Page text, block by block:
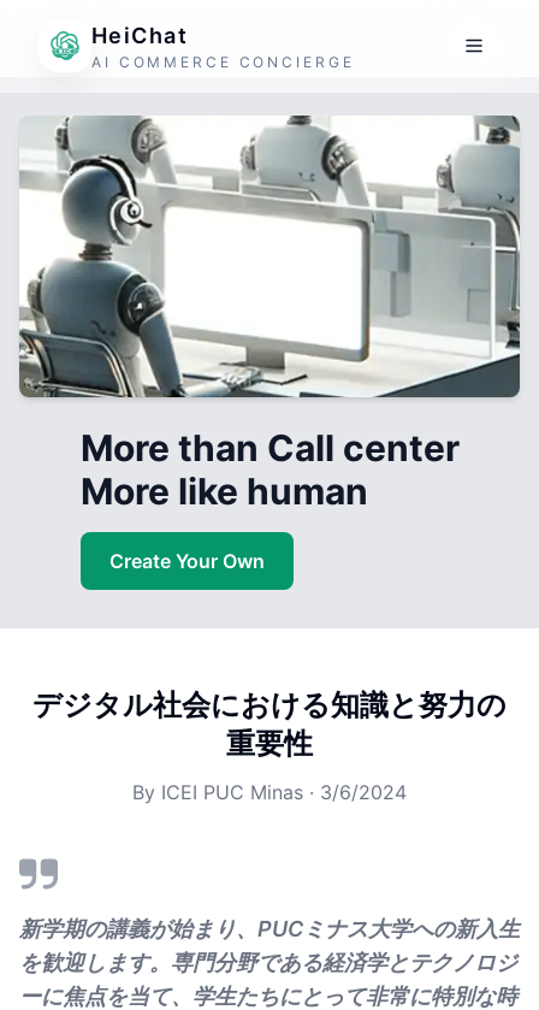
HeiChat
AI COMMERCE CONCIERGE
More than Call center
More like human
Create Your Own
デジタル社会における知識と努力の
重要性
By ICEI PUC Minas · 3/6/2024
新学期の講義が始まり、PUCミナス大学への新入生
を歓迎します。専門分野である経済学とテクノロジ
ーに焦点を当て、学生たちにとって非常に特別な時